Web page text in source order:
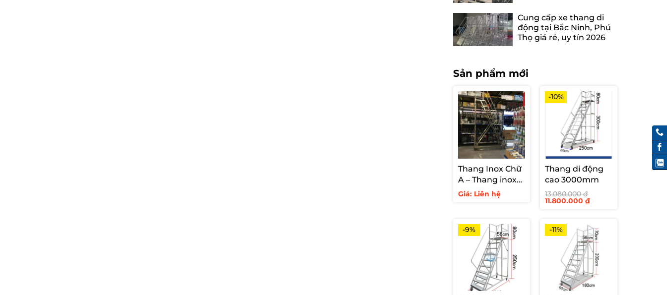
Cung cấp xe thang di
động tại Bắc Ninh, Phú
Thọ giá rẻ, uy tín 2026
Sản phẩm mới
Thang Inox Chữ
A – Thang inox
hàn cố định cho
Giá: Liên hệ
-10%
Thang di động
cao 3000mm
13.080.000₫
Giá
11.800.000₫Giá
11.800.000 ₫.
-9% -11%